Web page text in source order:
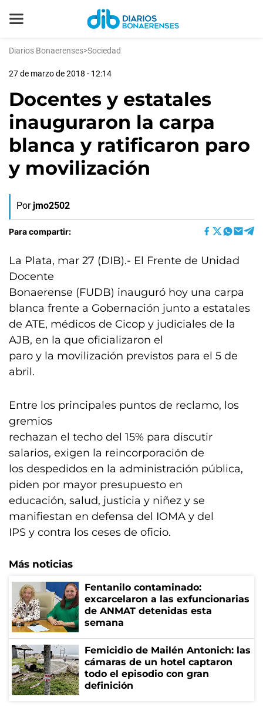
Diarios Bonaerenses>Sociedad
27 de marzo de 2018 - 12:14
Docentes y estatales
inauguraron la carpa
blanca y ratificaron paro
y movilización
Por jmo2502
Para compartir:
La Plata, mar 27 (DIB).- El Frente de Unidad
Docente
Bonaerense (FUDB) inauguró hoy una carpa
blanca frente a Gobernación junto a estatales
de ATE, médicos de Cicop y judiciales de la
AJB, en la que oficializaron el
paro y la movilización previstos para el 5 de
abril.
Entre los principales puntos de reclamo, los
gremios
rechazan el techo del 15% para discutir
salarios, exigen la reincorporación de
los despedidos en la administración pública,
piden por mayor presupuesto en
educación, salud, justicia y niñez y se
manifiestan en defensa del IOMA y del
IPS y contra los ceses de oficio.
Más noticias
Fentanilo contaminado:
excarcelaron a las exfuncionarias
de ANMAT detenidas esta
semana
Femicidio de Mailén Antonich: las
cámaras de un hotel captaron
todo el episodio con gran
definición